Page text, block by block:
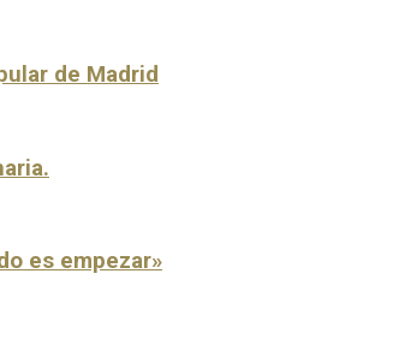
de Madrid
es empezar»